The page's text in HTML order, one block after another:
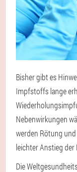
Bisher gibt es
Impfstoffs lange
Nebenwirkungen
werden Rötung
leichter Anstieg
Die